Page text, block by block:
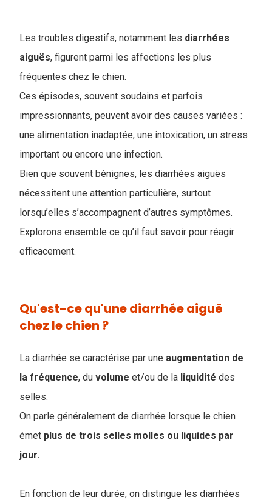
Les troubles digestifs, notamment les diarrhées
aiguës, figurent parmi les affections les plus
fréquentes chez le chien.
Ces épisodes, souvent soudains et parfois
impressionnants, peuvent avoir des causes variées :
une alimentation inadaptée, une intoxication, un stress
important ou encore une infection.
Bien que souvent bénignes, les diarrhées aiguës
nécessitent une attention particulière, surtout
lorsqu’elles s’accompagnent d’autres symptômes.
Explorons ensemble ce qu’il faut savoir pour réagir
efficacement.
Qu'est-ce qu'une diarrhée aiguë
chez le chien ?
La diarrhée se caractérise par une augmentation de
la fréquence, du volume et/ou de la liquidité des
selles.
On parle généralement de diarrhée lorsque le chien
émet plus de trois selles molles ou liquides par
jour.
En fonction de leur durée, on distingue les diarrhées